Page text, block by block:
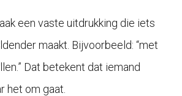
een vaste uitdrukking die iets
maakt. Bijvoorbeeld: “met
Dat betekent dat iemand
het om gaat.